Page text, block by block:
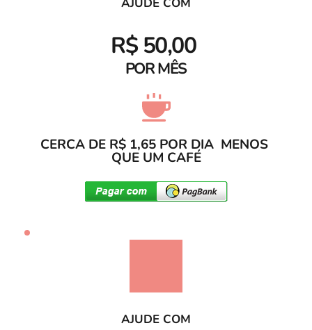
AJUDE COM
R$ 50,00
POR MÊS
CERCA DE R$ 1,65 POR DIA  MENOS
QUE UM CAFÉ
AJUDE COM